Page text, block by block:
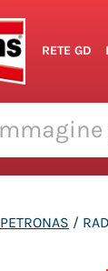
RETE GD
PETRONAS /